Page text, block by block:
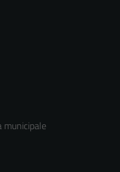
municipale
Tecnici